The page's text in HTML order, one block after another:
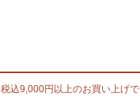
税込9,000円以上のお買い上げで